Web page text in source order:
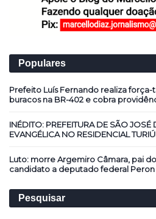
Populares
Prefeito Luís Fernando realiza
buracos na BR-402 e cobra
INÉDITO: PREFEITURA DE SÃO JOSÉ
EVANGÉLICA NO RESIDENCIAL
Luto: morre Argemiro Câmara, pai
candidato a deputado federal
Pesquisar